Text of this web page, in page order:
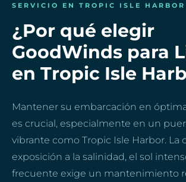
SERVICIO EN TROPIC ISLE HARBOR
¿Por qué elegir
GoodWinds para
en Tropic Isle
Mantener su embarcación en
es crucial, especialmente en un
vibrante como Tropic Isle Harbor. La
exposición a la salinidad, el sol
frecuente exige un mantenimiento